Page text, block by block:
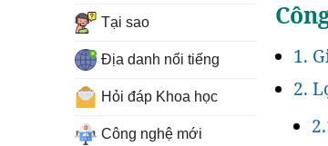
1.
2.
Tại sao
Địa danh nổi tiếng
Hỏi đáp Khoa học
Công nghệ mới